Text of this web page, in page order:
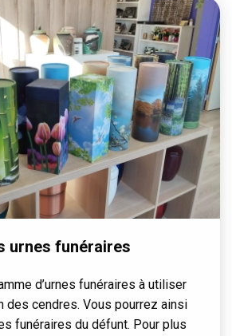
urnes funéraires
d’urnes funéraires à utiliser
des cendres. Vous pourrez ainsi
funéraires du défunt. Pour plus